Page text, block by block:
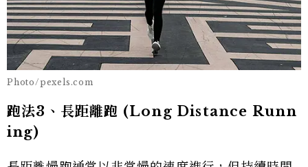
Photo/pexels.com
跑法3、長距離跑 (Long Distance Runn
ing)